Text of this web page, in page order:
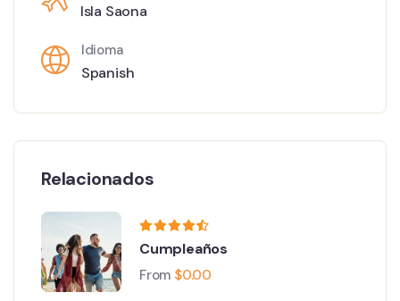
Isla Saona
Idioma
Spanish
Relacionados
Cumpleaños
From $0.00